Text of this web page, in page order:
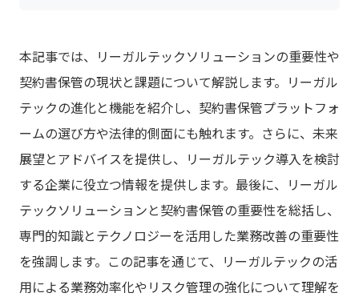
本記事では、リーガルテックソリューションの重要性や
契約書保管の現状と課題について解説します。リーガル
テックの進化と機能を紹介し、契約書保管プラットフォ
ームの選び方や法律的側面にも触れます。さらに、未来
展望とアドバイスを提供し、リーガルテック導入を検討
する企業に役立つ情報を提供します。最後に、リーガル
テックソリューションと契約書保管の重要性を総括し、
専門的知識とテクノロジーを活用した業務改善の重要性
を強調します。この記事を通じて、リーガルテックの活
用による業務効率化やリスク管理の強化について理解を